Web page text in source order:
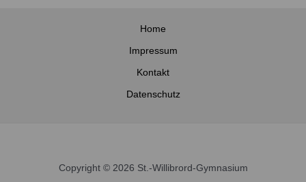
Home
Impressum
Kontakt
Datenschutz
Copyright © 2026 St.-Willibrord-Gymnasium